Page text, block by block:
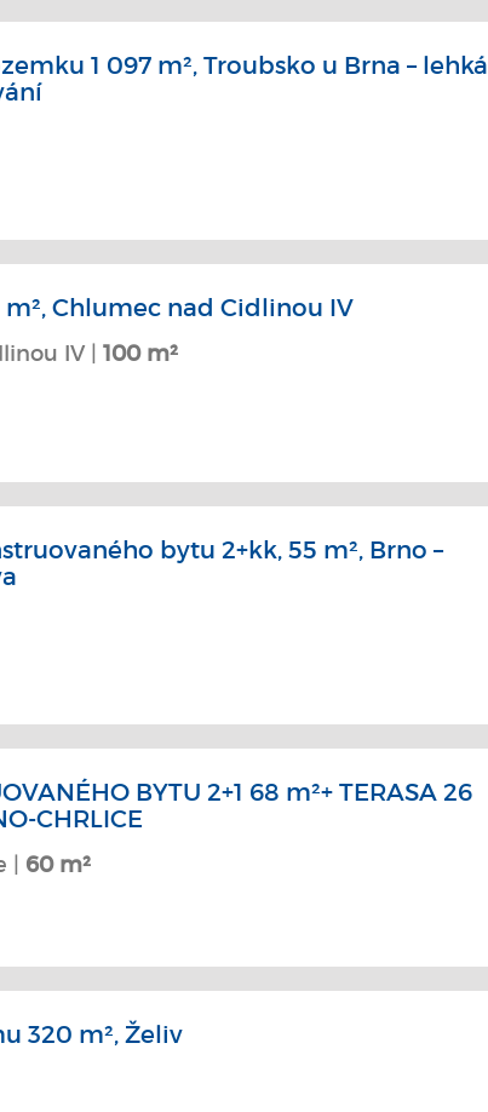
1 097 m², Troubsko u Brna – lehká
Chlumec nad Cidlinou IV
IV | 100 m²
bytu 2+kk, 55 m², Brno –
BYTU 2+1 68 m²+ TERASA 26
CHRLICE
| 60 m²
320 m², Želiv